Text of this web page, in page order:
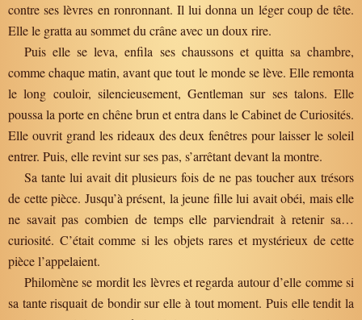
contre ses lèvres en ronronnant. Il lui donna un léger coup de tête.
Elle le gratta au sommet du crâne avec un doux rire.
Puis elle se leva, enfila ses chaussons et quitta sa chambre,
comme chaque matin, avant que tout le monde se lève. Elle remonta
le long couloir, silencieusement, Gentleman sur ses talons. Elle
poussa la porte en chêne brun et entra dans le Cabinet de Curiosités.
Elle ouvrit grand les rideaux des deux fenêtres pour laisser le soleil
entrer. Puis, elle revint sur ses pas, s’arrêtant devant la montre.
Sa tante lui avait dit plusieurs fois de ne pas toucher aux trésors
de cette pièce. Jusqu’à présent, la jeune fille lui avait obéi, mais elle
ne savait pas combien de temps elle parviendrait à retenir sa…
curiosité. C’était comme si les objets rares et mystérieux de cette
pièce l’appelaient.
Philomène se mordit les lèvres et regarda autour d’elle comme si
sa tante risquait de bondir sur elle à tout moment. Puis elle tendit la